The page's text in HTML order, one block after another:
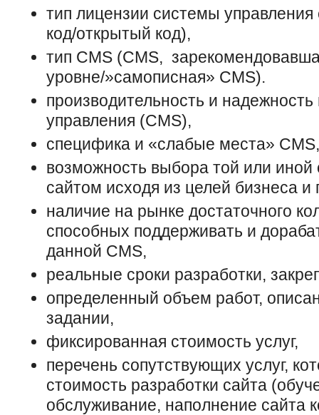
тип лицензии системы
код/открытый код),
тип CMS (CMS,
уровне/»самописная» CMS).
производительность и
управления (CMS),
специфика и «слабые места» CMS,
возможность выбора той или
сайтом исходя из целей бизнеса и
наличие на рынке достаточного
способных поддерживать и
данной CMS,
реальные сроки разработки,
определенный объем работ,
задании,
фиксированная стоимость услуг,
перечень сопутствующих услуг,
стоимость разработки сайта
обслуживание, наполнение сайта